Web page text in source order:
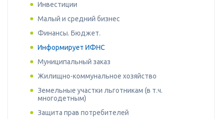
Инвестиции
Малый и средний бизнес
Финансы. Бюджет.
Информирует ИФНС
Муниципальный заказ
Жилищно-коммунальное хозяйство
Земельные участки льготникам (в т.ч.
многодетным)
Защита прав потребителей